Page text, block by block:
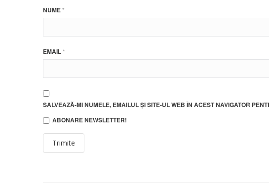
NUME*
EMAIL*
SALVEAZĂ-MI NUMELE, EMAILUL ȘI SITE-UL WEB ÎN ACEST NAVIGATOR
ABONARE NEWSLETTER!